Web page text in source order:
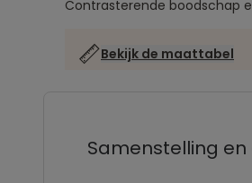
Contrasterende boodschap
Bekijk de maattabel
Samenstelling